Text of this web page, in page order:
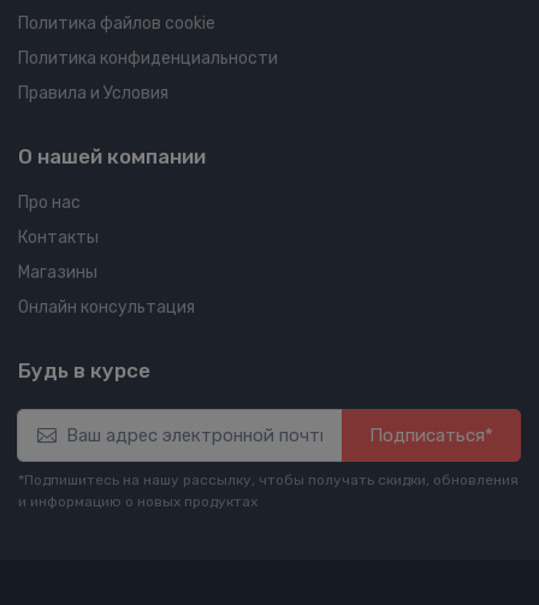
Политика файлов cookie
Политика конфиденциальности
Правила и Условия
О нашей компании
Про нас
Контакты
Магазины
Онлайн консультация
Будь в курсе
Подписаться*
*Подпишитесь на нашу рассылку, чтобы получать скидки, обновления
и информацию о новых продуктах